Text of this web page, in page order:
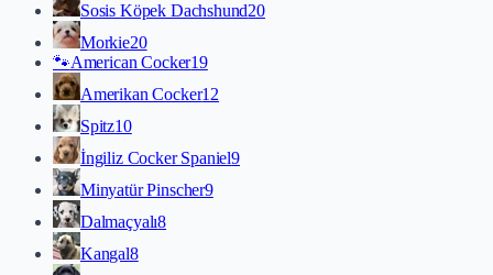
Sosis Köpek Dachshund20
Morkie20
🐾American Cocker19
Amerikan Cocker12
Spitz10
İngiliz Cocker Spaniel9
Minyatür Pinscher9
Dalmaçyalı8
Kangal8